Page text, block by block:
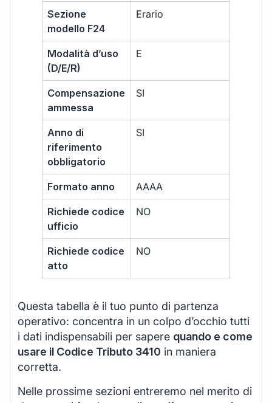
Sezione
modello F24
Erario
Modalità d’uso
(D/E/R)
E
Compensazione
ammessa
SI
Anno di
riferimento
obbligatorio
SI
Formato anno AAAA
Richiede codice
ufficio
NO
Richiede codice
atto
NO
Questa tabella è il tuo punto di partenza
operativo: concentra in un colpo d’occhio tutti
i dati indispensabili per sapere quando e come
usare il Codice Tributo 3410 in maniera
corretta.
Nelle prossime sezioni entreremo nel merito di